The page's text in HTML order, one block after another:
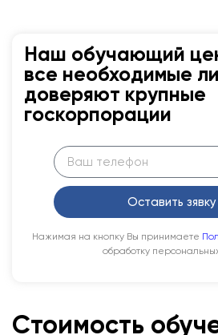
Наш обучающий
все необходимые
доверяют крупные
госкорпорации
Оставить зявку
Нажимая на кнопку Вы принимаете
обработку
Стоимость